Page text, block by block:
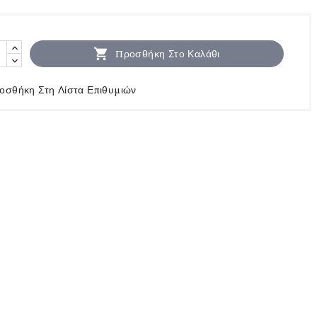
 Προσθήκη Στο Καλάθι
Στη Λίστα Επιθυμιών